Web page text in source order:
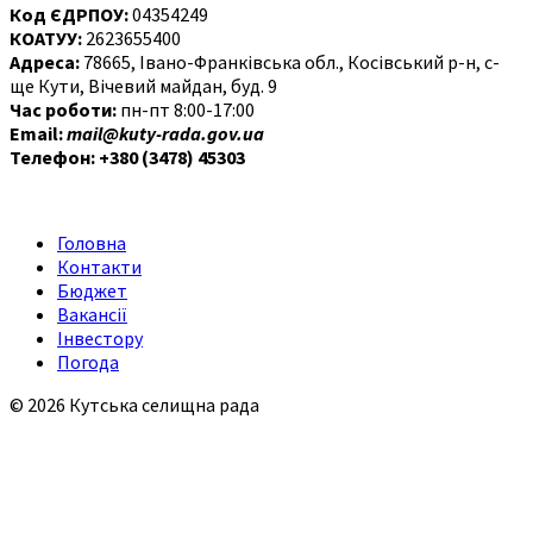
Код ЄДРПОУ:04354249
КОАТУУ: 2623655400
Адреса: 78665, Івано-Франківська обл., Косівський р-н, с-
ще Кути, Вічевий майдан, буд. 9
Час роботи: пн-пт 8:00-17:00
Email:mail@kuty-rada.gov.ua
Телефон: +380 (3478) 45303
Головна
Контакти
Бюджет
Вакансії
Інвестору
Погода
© 2026 Кутська селищна рада